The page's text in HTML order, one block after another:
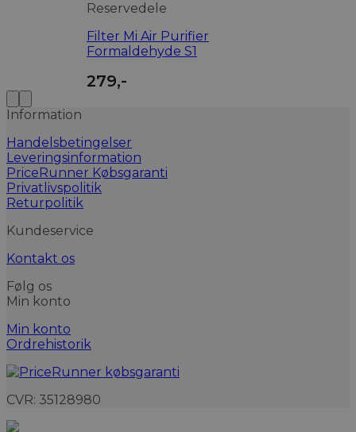
Reservedele
Filter Mi Air Purifier
Formaldehyde S1
279,-
Information
Handelsbetingelser
Leveringsinformation
PriceRunner Købsgaranti
Privatlivspolitik
Returpolitik
Kundeservice
Kontakt os
Følg os
Min konto
Min konto
Ordrehistorik
CVR: 35128980